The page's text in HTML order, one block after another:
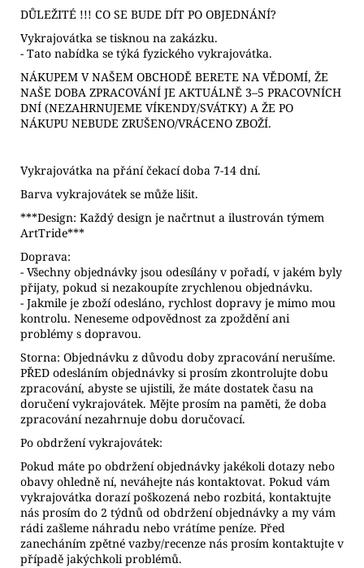
DŮLEŽITÉ !!! CO SE BUDE DÍT PO OBJEDNÁNÍ?
Vykrajovátka se tisknou na zakázku.
- Tato nabídka se týká fyzického vykrajovátka.
NÁKUPEM V NAŠEM OBCHODĚ BERETE NA VĚDOMÍ, ŽE
NAŠE DOBA ZPRACOVÁNÍ JE AKTUÁLNĚ 3–5 PRACOVNÍCH
DNÍ (NEZAHRNUJEME VÍKENDY/SVÁTKY) A ŽE PO
NÁKUPU NEBUDE ZRUŠENO/VRÁCENO ZBOŽÍ.
Vykrajovátka na přání čekací doba 7-14 dní.
Barva vykrajovátek se může lišit.
***Design: Každý design je načrtnut a ilustrován týmem
ArtTride***
Doprava:
- Všechny objednávky jsou odesílány v pořadí, v jakém byly
přijaty, pokud si nezakoupíte zrychlenou objednávku.
- Jakmile je zboží odesláno, rychlost dopravy je mimo mou
kontrolu. Neneseme odpovědnost za zpoždění ani
problémy s dopravou.
Storna: Objednávku z důvodu doby zpracování nerušíme.
PŘED odesláním objednávky si prosím zkontrolujte dobu
zpracování, abyste se ujistili, že máte dostatek času na
doručení vykrajovátek. Mějte prosím na paměti, že doba
zpracování nezahrnuje dobu doručovací.
Po obdržení vykrajovátek:
Pokud máte po obdržení objednávky jakékoli dotazy nebo
obavy ohledně ní, neváhejte nás kontaktovat. Pokud vám
vykrajovátka dorazí poškozená nebo rozbitá, kontaktujte
nás prosím do 2 týdnů od obdržení objednávky a my vám
rádi zašleme náhradu nebo vrátíme peníze. Před
zanecháním zpětné vazby/recenze nás prosím kontaktujte v
případě jakýchkoli problémů.